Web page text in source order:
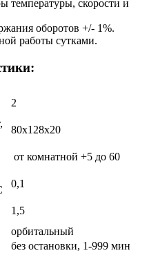
температуры, скорости и
оборотов +/- 1%.
работы сутками.
2
80х128х20
от комнатной +5 до 60
0,1
1,5
орбитальный
без остановки, 1-999 мин